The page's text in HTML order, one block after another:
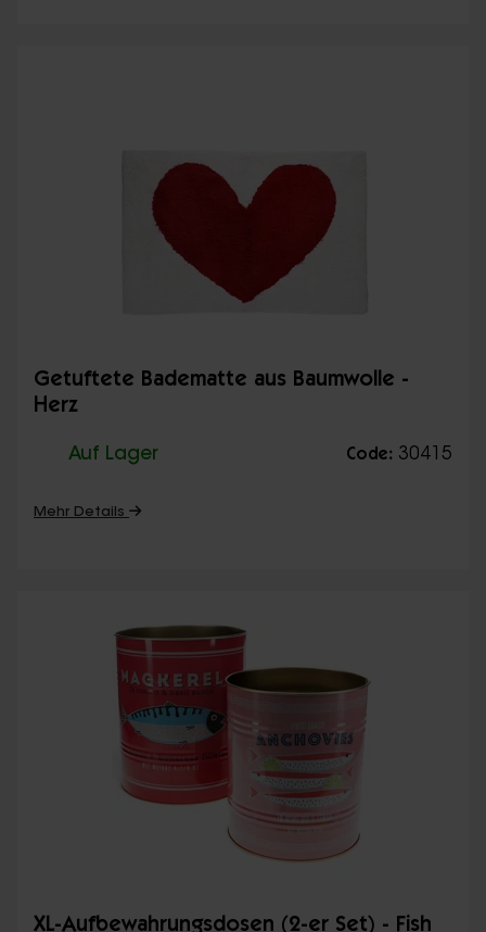
Getuftete Badematte aus Baumwolle -
Herz
Auf Lager Code: 30415
Mehr Details
XL-Aufbewahrungsdosen (2-er Set) - Fish